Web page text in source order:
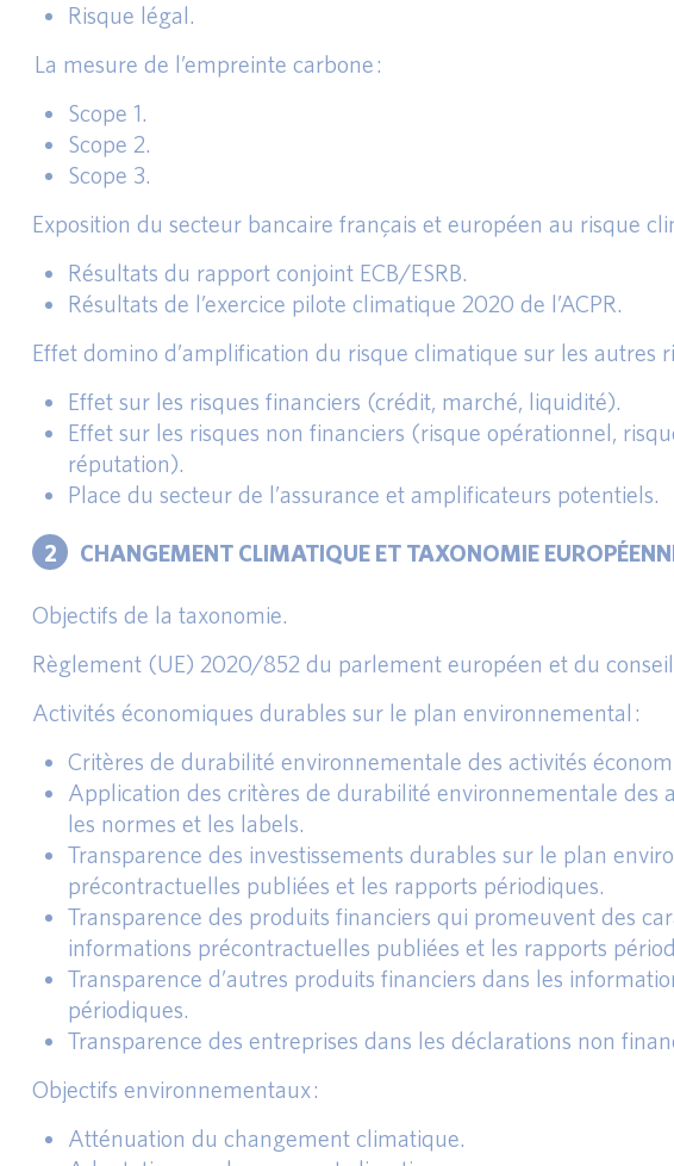
Risque légal.
La mesure de l’empreinte carbone :
Scope 1.
Scope 2.
Scope 3.
Exposition du secteur bancaire français et européen au risque
Résultats du rapport conjoint ECB/ESRB.
Résultats de l’exercice pilote climatique 2020 de l’ACPR.
Effet domino d’amplification du risque climatique sur les autres
Effet sur les risques financiers (crédit, marché, liquidité).
Effet sur les risques non financiers (risque opérationnel,
réputation).
Place du secteur de l’assurance et amplificateurs potentiels.
2 CHANGEMENT CLIMATIQUE ET TAXONOMIE
Objectifs de la taxonomie.
Règlement (UE) 2020/852 du parlement européen et du
Activités économiques durables sur le plan environnemental :
Critères de durabilité environnementale des activités
Application des critères de durabilité environnementale des
les normes et les labels.
Transparence des investissements durables sur le plan
précontractuelles publiées et les rapports périodiques.
Transparence des produits financiers qui promeuvent des
informations précontractuelles publiées et les rapports
Transparence d’autres produits financiers dans les
périodiques.
Transparence des entreprises dans les déclarations non
Objectifs environnementaux :
Atténuation du changement climatique.